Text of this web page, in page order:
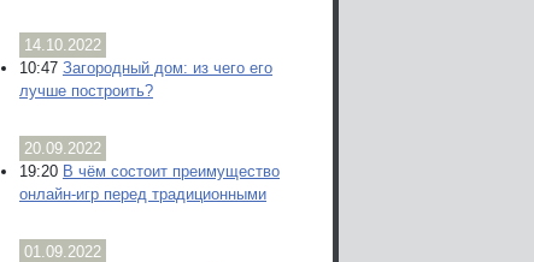
14.10.2022
10:47 Загородный дом: из чего его
лучше построить?
20.09.2022
19:20 В чём состоит преимущество
онлайн-игр перед традиционными
01.09.2022